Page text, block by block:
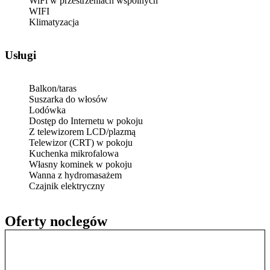
Oferty noclegów
WIFI
Klimatyzacja
Usługi
Balkon/taras
Suszarka do włosów
Lodówka
Dostęp do Internetu w pokoju
Z telewizorem LCD/plazmą
Telewizor (CRT) w pokoju
Kuchenka mikrofalowa
Własny kominek w pokoju
Wanna z hydromasażem
Czajnik elektryczny